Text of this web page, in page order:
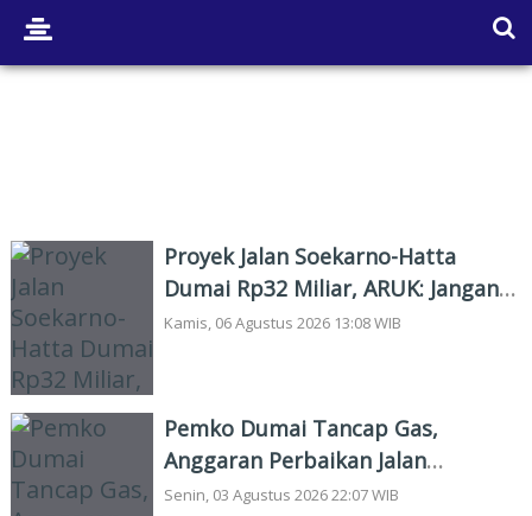
Proyek Jalan Soekarno-Hatta
Dumai Rp32 Miliar, ARUK: Jangan
Korbankan Kualitas Demi Kejar
Kamis, 06 Agustus 2026 13:08 WIB
Pemko Dumai Tancap Gas,
Anggaran Perbaikan Jalan
Nasional Rp19,1 Milyar
Senin, 03 Agustus 2026 22:07 WIB